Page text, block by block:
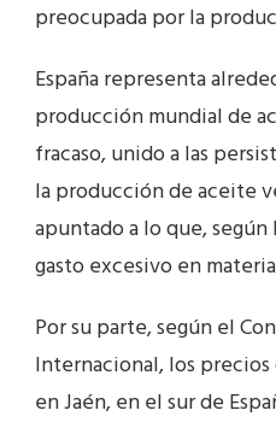
preocupada por la
España representa
producción mundial de
fracaso, unido a las
la producción de aceite
apuntado a lo que, según
gasto excesivo en
Por su parte, según el
Internacional, los
en Jaén, en el sur de